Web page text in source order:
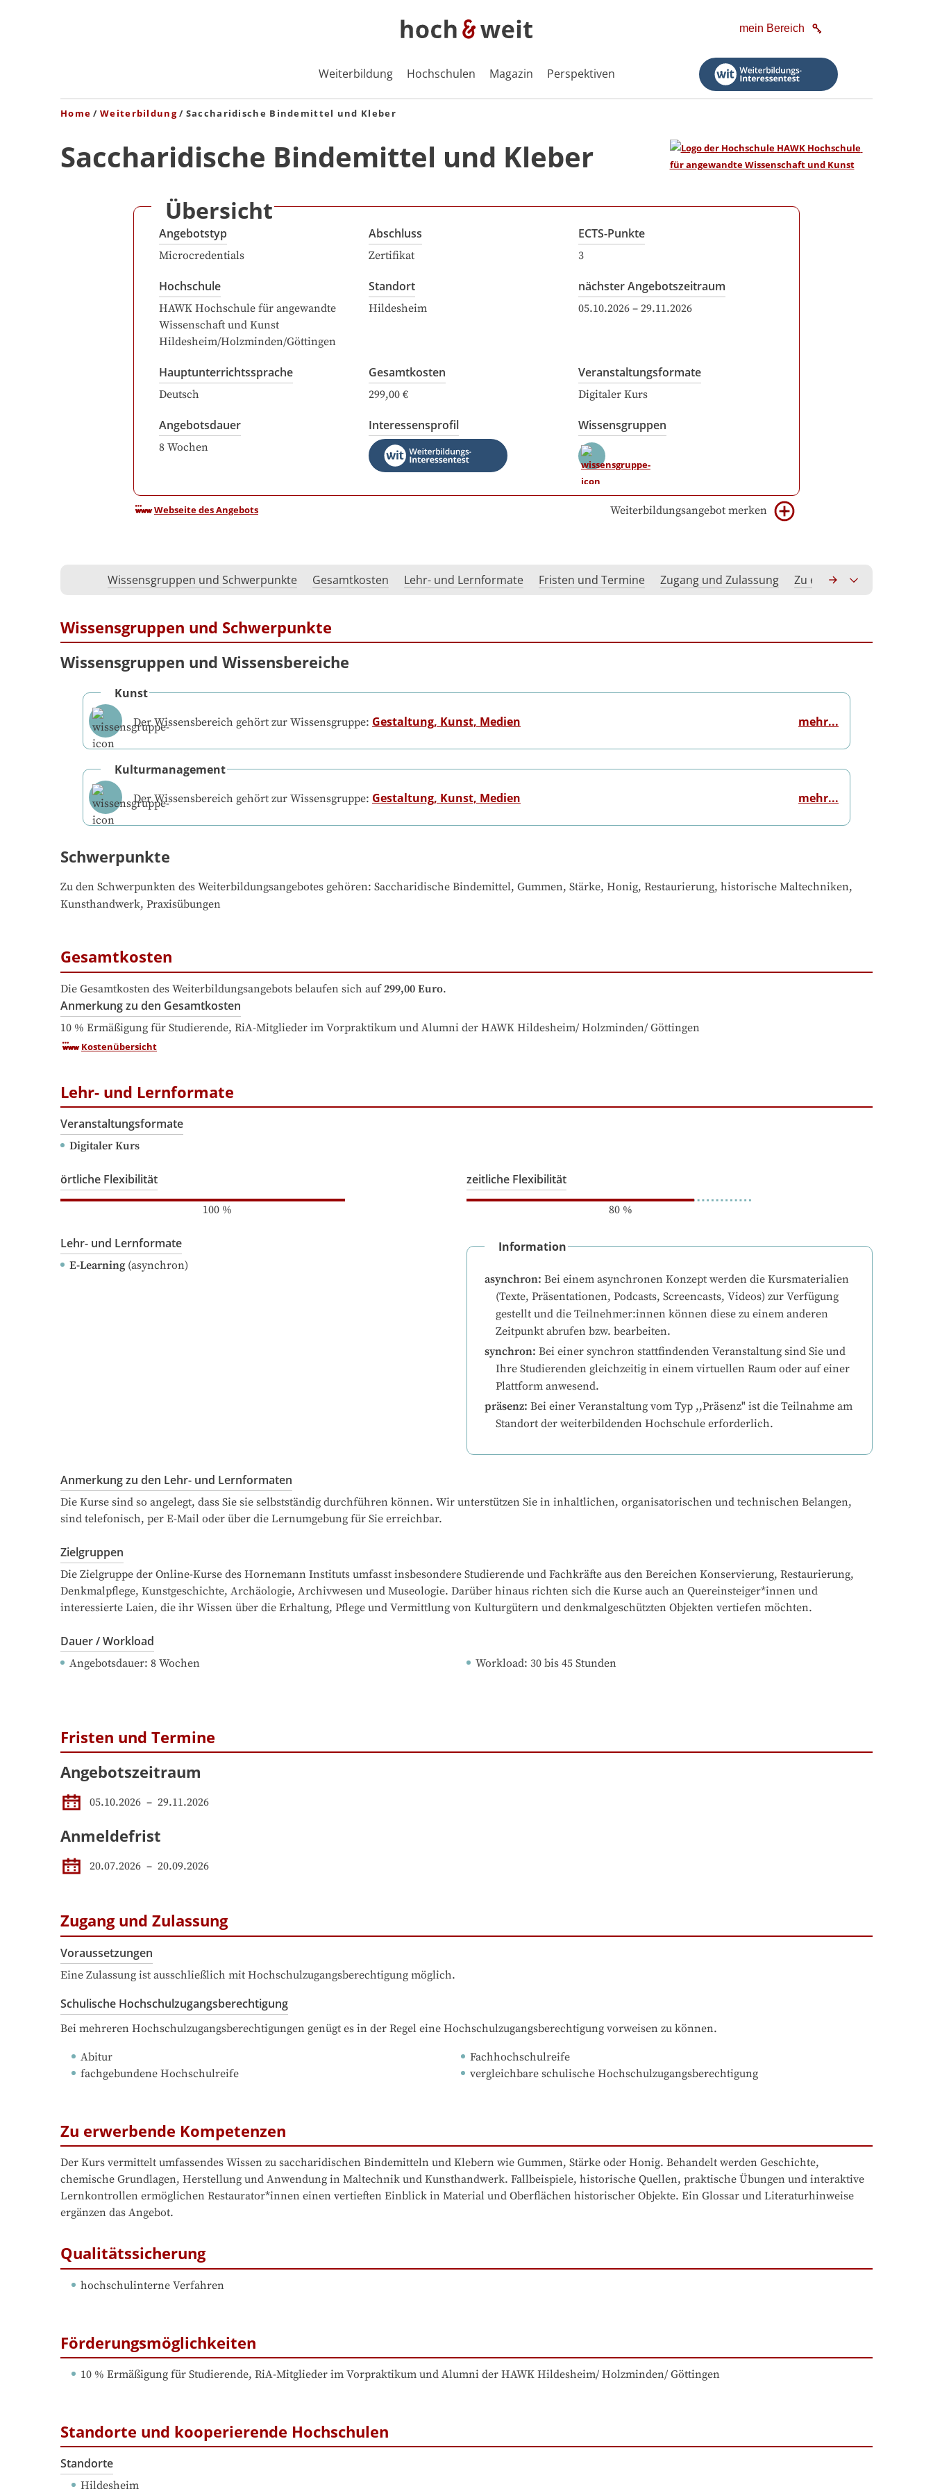
mein Bereich
Weiterbildung Hochschulen Magazin Perspektiven
Home Weiterbildung Saccharidische Bindemittel und Kleber
Saccharidische Bindemittel und Kleber
Übersicht
Angebotstyp
Microcredentials
Abschluss
Zertifikat
ECTS-Punkte
3
Hochschule
HAWK Hochschule für angewandte
Wissenschaft und Kunst
Hildesheim/Holzminden/Göttingen
Standort
Hildesheim
nächster Angebotszeitraum
05.10.2026 – 29.11.2026
Hauptunterrichtssprache
Deutsch
Gesamtkosten
299,00 €
Veranstaltungsformate
Digitaler Kurs
Angebotsdauer
8 Wochen
Interessensprofil Wissensgruppen
Webseite des Angebots Weiterbildungsangebot merken
Wissensgruppen und Schwerpunkte Gesamtkosten Lehr- und Lernformate Fristen und Termine Zugang und Zulassung Zu erwerbende
Wissensgruppen und Schwerpunkte
Wissensgruppen und Wissensbereiche
Kunst
Der Wissensbereich gehört zur Wissensgruppe: Gestaltung, Kunst, Medien mehr...
Kulturmanagement
Der Wissensbereich gehört zur Wissensgruppe: Gestaltung, Kunst, Medien mehr...
Schwerpunkte
Zu den Schwerpunkten des Weiterbildungsangebotes gehören: Saccharidische Bindemittel, Gummen, Stärke, Honig, Restaurierung, historische Maltechniken,
Kunsthandwerk, Praxisübungen
Gesamtkosten
Die Gesamtkosten des Weiterbildungsangebots belaufen sich auf 299,00 Euro.
Anmerkung zu den Gesamtkosten
10 % Ermäßigung für Studierende, RiA-Mitglieder im Vorpraktikum und Alumni der HAWK Hildesheim/ Holzminden/ Göttingen
Kostenübersicht
Lehr- und Lernformate
Veranstaltungsformate
Digitaler Kurs
örtliche Flexibilität
100%
zeitliche Flexibilität
80%
Lehr- und Lernformate
E-Learning(asynchron)
Information
asynchron: Bei einem asynchronen Konzept werden die Kursmaterialien
(Texte, Präsentationen, Podcasts, Screencasts, Videos) zur Verfügung
gestellt und die Teilnehmer:innen können diese zu einem anderen
Zeitpunkt abrufen bzw. bearbeiten.
synchron: Bei einer synchron stattfindenden Veranstaltung sind Sie und
Ihre Studierenden gleichzeitig in einem virtuellen Raum oder auf einer
Plattform anwesend.
präsenz: Bei einer Veranstaltung vom Typ ,,Präsenz" ist die Teilnahme am
Standort der weiterbildenden Hochschule erforderlich.
Anmerkung zu den Lehr- und Lernformaten
Die Kurse sind so angelegt, dass Sie sie selbstständig durchführen können. Wir unterstützen Sie in inhaltlichen, organisatorischen und technischen Belangen,
sind telefonisch, per E-Mail oder über die Lernumgebung für Sie erreichbar.
Zielgruppen
Die Zielgruppe der Online-Kurse des Hornemann Instituts umfasst insbesondere Studierende und Fachkräfte aus den Bereichen Konservierung, Restaurierung,
Denkmalpflege, Kunstgeschichte, Archäologie, Archivwesen und Museologie. Darüber hinaus richten sich die Kurse auch an Quereinsteiger*innen und
interessierte Laien, die ihr Wissen über die Erhaltung, Pflege und Vermittlung von Kulturgütern und denkmalgeschützten Objekten vertiefen möchten.
Dauer / Workload
Angebotsdauer: 8 Wochen Workload: 30 bis 45 Stunden
Fristen und Termine
Angebotszeitraum
05.10.2026 – 29.11.2026
Anmeldefrist
20.07.2026 – 20.09.2026
Zugang und Zulassung
Voraussetzungen
Eine Zulassung ist ausschließlich mit Hochschulzugangsberechtigung möglich.
Schulische Hochschulzugangsberechtigung
Bei mehreren Hochschulzugangsberechtigungen genügt es in der Regel eine Hochschulzugangsberechtigung vorweisen zu können.
Abitur
Fachhochschulreife
fachgebundene Hochschulreife
vergleichbare schulische Hochschulzugangsberechtigung
Zu erwerbende Kompetenzen
Der Kurs vermittelt umfassendes Wissen zu saccharidischen Bindemitteln und Klebern wie Gummen, Stärke oder Honig. Behandelt werden Geschichte,
chemische Grundlagen, Herstellung und Anwendung in Maltechnik und Kunsthandwerk. Fallbeispiele, historische Quellen, praktische Übungen und interaktive
Lernkontrollen ermöglichen Restaurator*innen einen vertieften Einblick in Material und Oberflächen historischer Objekte. Ein Glossar und Literaturhinweise
ergänzen das Angebot.
Qualitätssicherung
hochschulinterne Verfahren
Förderungsmöglichkeiten
10 % Ermäßigung für Studierende, RiA-Mitglieder im Vorpraktikum und Alumni der HAWK Hildesheim/ Holzminden/ Göttingen
Standorte und kooperierende Hochschulen
Standorte
Hildesheim